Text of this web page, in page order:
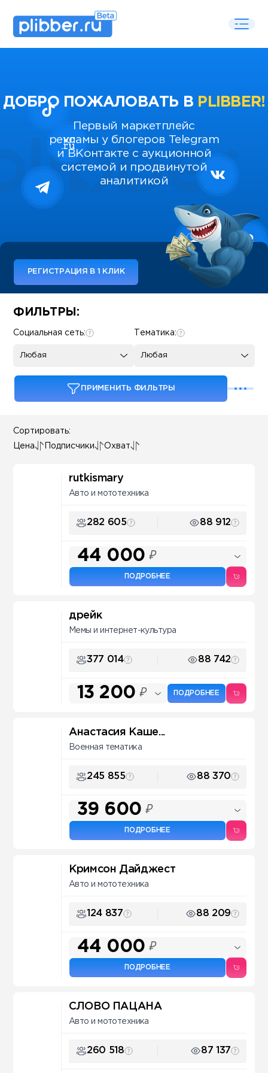
ДОБРО ПОЖАЛОВАТЬ В PLIBBER!
Первый маркетплейс
рекламы у блогеров Telegram
и ВКонтакте с аукционной
системой и продвинутой
аналитикой
РЕГИСТРАЦИЯ В 1 КЛИК
Some SEO Title
ФИЛЬТРЫ:
Тематика:
Любая
Социальная сеть:
Любая
ПРИМЕНИТЬ ФИЛЬТРЫ
Сортировать:
Цена Подписчики Охват
rutkismary
Авто и мототехника
282 605 88 912
44 000 ₽
ПОДРОБНЕЕ
дрейк
Мемы и интернет-культура
377 014 88 742
13 200 ₽ ПОДРОБНЕЕ
Анастасия Каше...
Военная тематика
245 855 88 370
39 600 ₽
ПОДРОБНЕЕ
Кримсон Дайджест
Авто и мототехника
124 837 88 209
44 000 ₽
ПОДРОБНЕЕ
СЛОВО ПАЦАНА
Авто и мототехника
260 518 87 137